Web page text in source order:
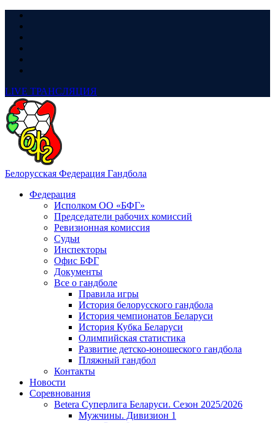
LIVE ТРАНСЛЯЦИЯ
Белорусская Федерация Гандбола
Федерация
Исполком ОО «БФГ»
Председатели рабочих комиссий
Ревизионная комиссия
Судьи
Инспекторы
Офис БФГ
Документы
Все о гандболе
Правила игры
История белорусского гандбола
История чемпионатов Беларуси
История Кубка Беларуси
Олимпийская статистика
Развитие детско-юношеского гандбола
Пляжный гандбол
Контакты
Новости
Соревнования
Betera Суперлига Беларуси. Сезон 2025/2026
Мужчины. Дивизион 1